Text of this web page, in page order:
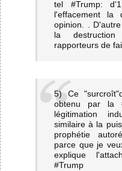
tel #Trump:
l'effacement la
opinion. .
la
rapporteurs de
5) Ce
obtenu par la
légitimation
similaire à la
prophétie
parce que je
explique
#Trump